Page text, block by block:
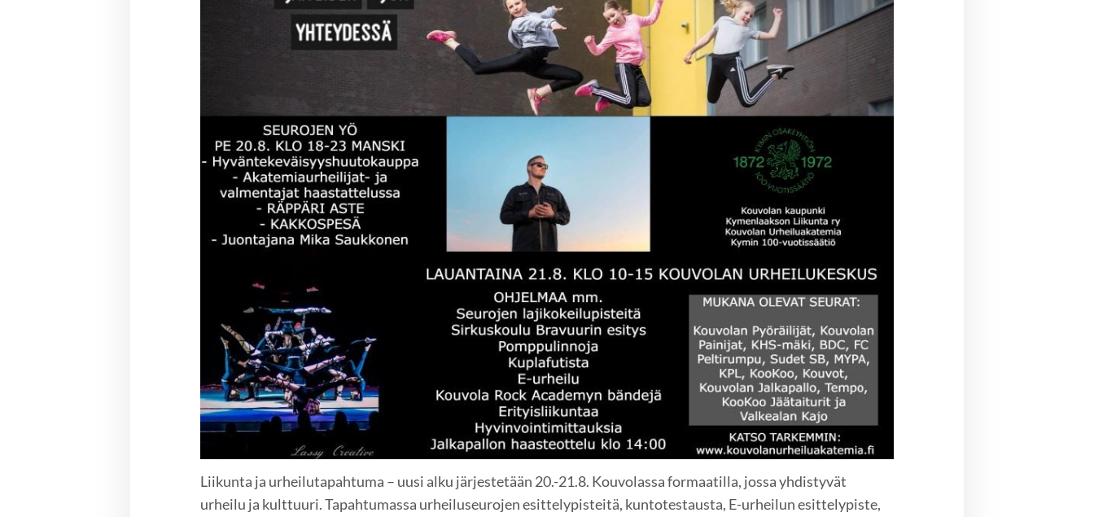
Liikunta ja urheilutapahtuma – uusi alku järjestetään 20.-21.8. Kouvolassa formaatilla, jossa yhdistyvät
urheilu ja kulttuuri. Tapahtumassa urheiluseurojen esittelypisteitä, kuntotestausta, E-urheilun esittelypiste,